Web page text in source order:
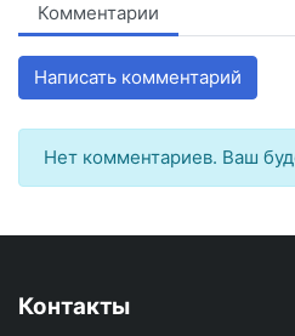
Комментарии
Написать комментарий
Нет комментариев. Ваш
Контакты